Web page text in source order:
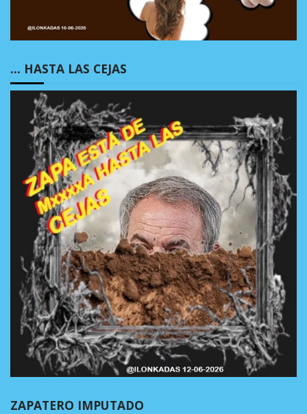
… HASTA LAS CEJAS
ZAPATERO IMPUTADO